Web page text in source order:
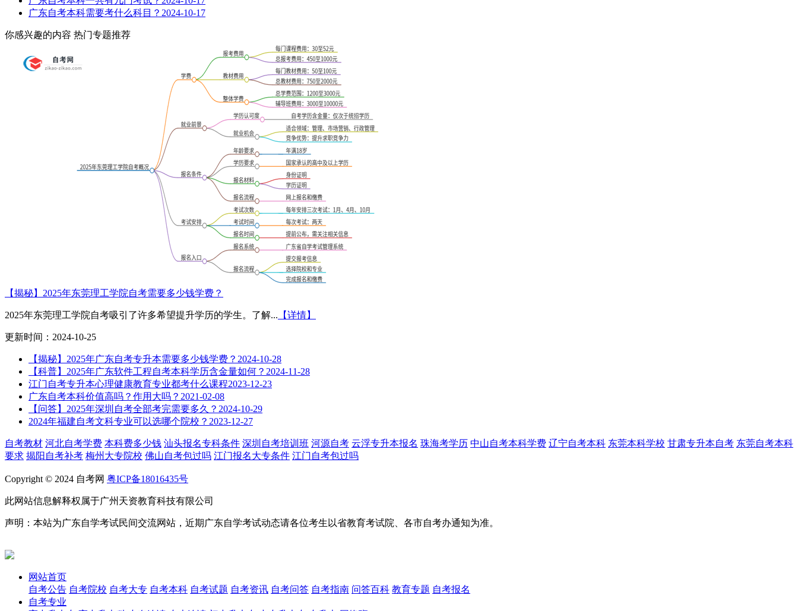
广东自考本科需要考什么科目？ 2024-10-17
你感兴趣的内容 热门专题推荐
【揭秘】2025年东莞理工学院自考需要多少钱学费？
2025年东莞理工学院自考吸引了许多希望提升学历的学生。了解... 【详情】
更新时间：2024-10-25
【揭秘】2025年广东自考专升本需要多少钱学费？ 2024-10-28
【科普】2025年广东软件工程自考本科学历含金量如何？ 2024-11-28
江门自考专升本心理健康教育专业都考什么课程2023-12-23
广东自考本科价值高吗？作用大吗？ 2021-02-08
【问答】2025年深圳自考全部考完需要多久？ 2024-10-29
2024年福建自考文科专业可以选哪个院校？ 2023-12-27
自考教材 河北自考学费 本科费多少钱 汕头报名专科条件 深圳自考培训班 河源自考 云浮专升本报名 珠海考学历 中山自考本科学费 辽宁自考本科 东莞本科学校 甘肃专升本自考 东莞自考本科
要求 揭阳自考补考 梅州大专院校 佛山自考包过吗 江门报名大专条件 江门自考包过吗
Copyright © 2024 自考网 粤ICP备18016435号
此网站信息解释权属于广州天资教育科技有限公司
声明：本站为广东自学考试民间交流网站，近期广东自学考试动态请各位考生以省教育考试院、各市自考办通知为准。
网站首页
自考公告 自考院校 自考大专 自考本科 自考试题 自考资讯 自考问答 自考指南 问答百科 教育专题 自考报名
自考专业